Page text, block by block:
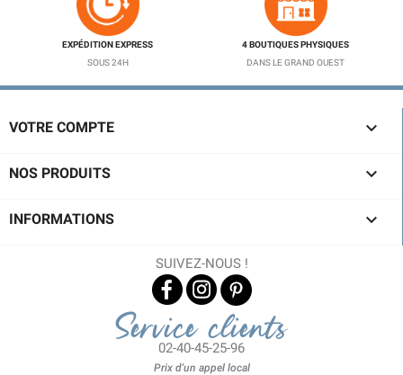
EXPÉDITION EXPRESS
SOUS 24H
4 BOUTIQUES PHYSIQUES
DANS LE GRAND OUEST
VOTRE COMPTE 
NOS PRODUITS 
INFORMATIONS 
SUIVEZ-NOUS !
Service clients
02-40-45-25-96
Prix d'un appel local